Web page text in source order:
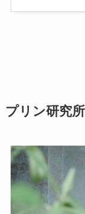
プリン研究